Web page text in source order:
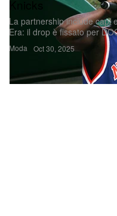
Moda
La partnership include capi
Era: il drop è fissato per
Oct 30, 2025